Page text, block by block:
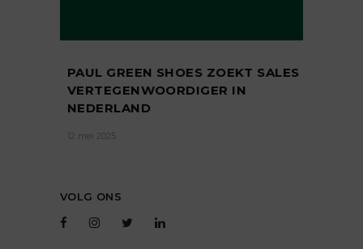
PAUL GREEN SHOES ZOEKT SALES
VERTEGENWOORDIGER IN
NEDERLAND
12 mei 2025
VOLG ONS